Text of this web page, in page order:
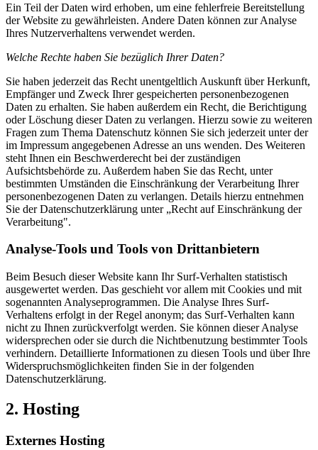
Ein Teil der Daten wird erhoben, um eine fehlerfreie Bereitstellung
der Website zu gewährleisten. Andere Daten können zur Analyse
Ihres Nutzerverhaltens verwendet werden.
Welche Rechte haben Sie bezüglich Ihrer Daten?
Sie haben jederzeit das Recht unentgeltlich Auskunft über Herkunft,
Empfänger und Zweck Ihrer gespeicherten personenbezogenen
Daten zu erhalten. Sie haben außerdem ein Recht, die Berichtigung
oder Löschung dieser Daten zu verlangen. Hierzu sowie zu weiteren
Fragen zum Thema Datenschutz können Sie sich jederzeit unter der
im Impressum angegebenen Adresse an uns wenden. Des Weiteren
steht Ihnen ein Beschwerderecht bei der zuständigen
Aufsichtsbehörde zu. Außerdem haben Sie das Recht, unter
bestimmten Umständen die Einschränkung der Verarbeitung Ihrer
personenbezogenen Daten zu verlangen. Details hierzu entnehmen
Sie der Datenschutzerklärung unter „Recht auf Einschränkung der
Verarbeitung".
Analyse-Tools und Tools von Drittanbietern
Beim Besuch dieser Website kann Ihr Surf-Verhalten statistisch
ausgewertet werden. Das geschieht vor allem mit Cookies und mit
sogenannten Analyseprogrammen. Die Analyse Ihres Surf-
Verhaltens erfolgt in der Regel anonym; das Surf-Verhalten kann
nicht zu Ihnen zurückverfolgt werden. Sie können dieser Analyse
widersprechen oder sie durch die Nichtbenutzung bestimmter Tools
verhindern. Detaillierte Informationen zu diesen Tools und über Ihre
Widerspruchsmöglichkeiten finden Sie in der folgenden
Datenschutzerklärung.
2. Hosting
Externes Hosting